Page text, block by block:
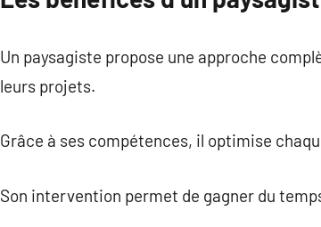
Un paysagiste propose une approche
leurs projets.
Grâce à ses compétences, il optimise
Son intervention permet de gagner du